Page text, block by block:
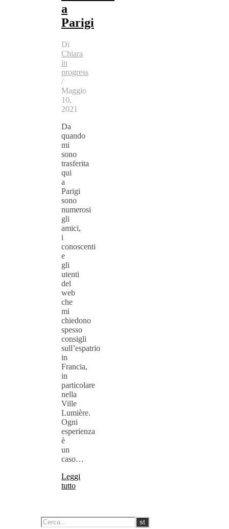
a
Parigi
Di
Chiara
in
progress
/
Maggio
10,
2021
Da
quando
mi
sono
trasferita
qui
a
Parigi
sono
numerosi
gli
amici,
i
conoscenti
e
gli
utenti
del
web
che
mi
chiedono
spesso
consigli
sull’espatrio
in
Francia,
in
particolare
nella
Ville
Lumière.
Ogni
esperienza
è
un
caso…
Leggi
tutto